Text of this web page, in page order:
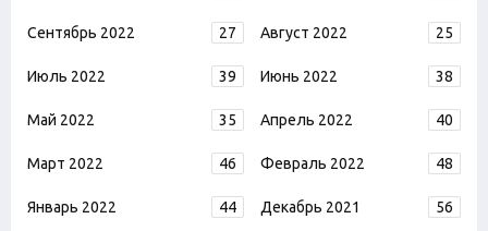
Сентябрь 2022 27 Август 2022 25
Июль 2022 39 Июнь 2022 38
Май 2022 35 Апрель 2022 40
Март 2022 46 Февраль 2022 48
Январь 2022 44 Декабрь 2021 56